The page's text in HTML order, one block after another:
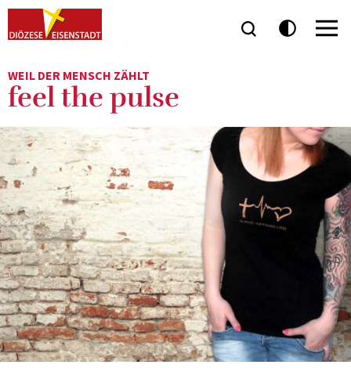
WEIL DER MENSCH ZÄHLT
feel the pulse